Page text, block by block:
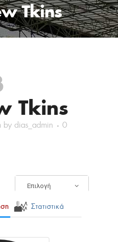
Tkins
Tkins
by dias_admin
0
Επιλογή
Στατιστικά